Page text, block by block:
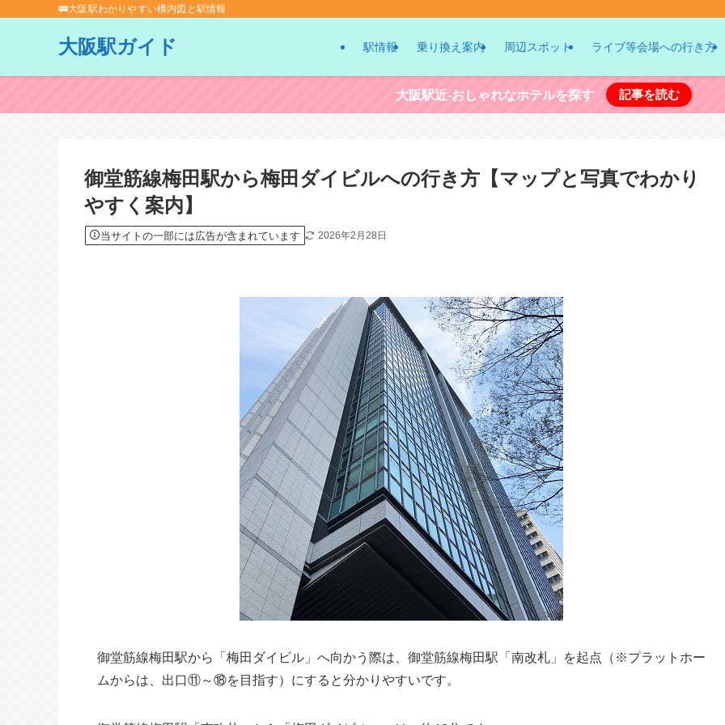
🚃大阪駅わかりやすい構内図と駅情報
大阪駅ガイド 駅情報 乗り換え案内 周辺スポット ライブ等会場への行き方
大阪駅近-おしゃれなホテルを探す 記事を読む
御堂筋線梅田駅から梅田ダイビルへの行き方【マップと写真でわかり
やすく案内】
当サイトの一部には広告が含まれています 2026年2月28日
御堂筋線梅田駅から「梅田ダイビル」へ向かう際は、御堂筋線梅田駅「南改札」を起点（※プラットホー
ムからは、出口⑪～⑱を目指す）にすると分かりやすいです。